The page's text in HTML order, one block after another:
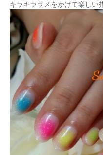
キラキララメをかけて楽しい